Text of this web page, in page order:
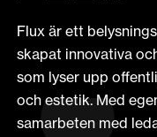
Flux är ett
skapat innovativa
som lyser upp
och estetik. Med
samarbeten med